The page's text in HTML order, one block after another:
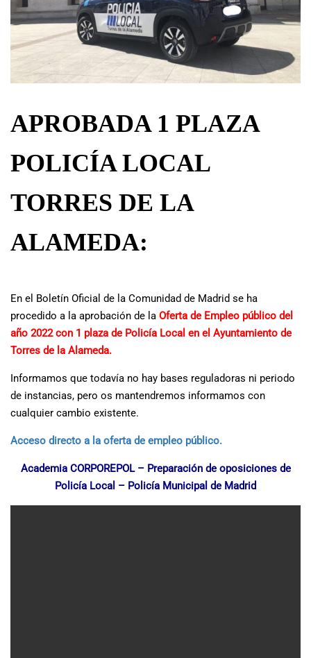
APROBADA 1 PLAZA
POLICÍA LOCAL
TORRES DE LA
ALAMEDA:
En el Boletín Oficial de la Comunidad de Madrid se ha
procedido a la aprobación de la Oferta de Empleo público del
año 2022 con 1 plaza de Policía Local en el Ayuntamiento de
Torres de la Alameda.
Informamos que todavía no hay bases reguladoras ni periodo
de instancias, pero os mantendremos informamos con
cualquier cambio existente.
Acceso directo a la oferta de empleo público.
Academia CORPOREPOL – Preparación de oposiciones de
Policía Local – Policía Municipal de Madrid